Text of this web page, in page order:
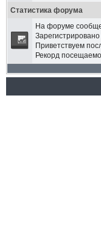
Статистика форума
На форуме
Приветствуем
Рекорд